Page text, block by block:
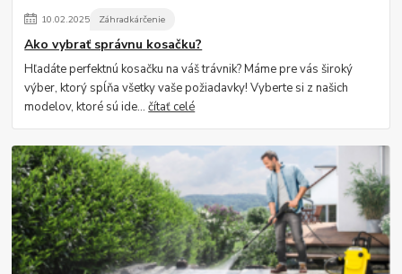
10.02.2025 Záhradkárčenie
Ako vybrať správnu kosačku?
Hľadáte perfektnú kosačku na váš trávnik? Máme pre vás široký
výber, ktorý spĺňa všetky vaše požiadavky! Vyberte si z našich
modelov, ktoré sú ide...čítať celé